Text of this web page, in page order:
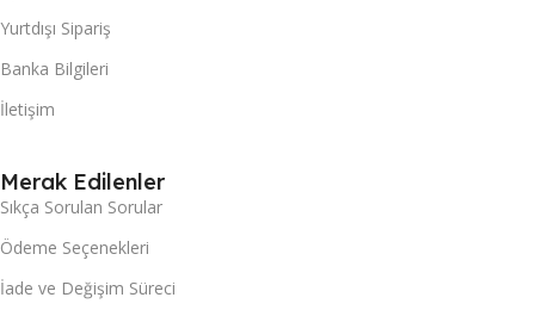
Yurtdışı Sipariş
Banka Bilgileri
İletişim
Merak Edilenler
Sıkça Sorulan Sorular
Ödeme Seçenekleri
İade ve Değişim Süreci